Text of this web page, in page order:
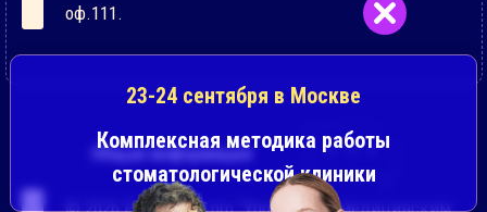
оф.111.
© 2026 Povolotskiy.pro "Управление медицинским
Общая информация
Комплексная методика работы
стоматологической клиники
23-24 сентября в Москве